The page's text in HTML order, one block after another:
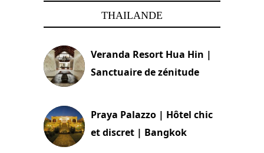
THAILANDE
Veranda Resort Hua Hin |
Sanctuaire de zénitude
Praya Palazzo | Hôtel chic
et discret | Bangkok